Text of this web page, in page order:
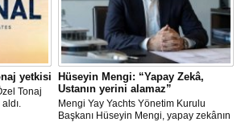
yetkisi
Tonaj
Hüseyin Mengi: “Yapay Zekâ,
Ustanın yerini alamaz”
Mengi Yay Yachts Yönetim Kurulu
Başkanı Hüseyin Mengi, yapay zekânın